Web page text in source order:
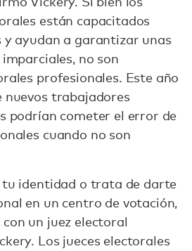
están capacitados
y ayudan a garantizar unas
no son
profesionales. Este año
trabajadores
podrían cometer el error de
cuando no son
tu identidad o trata de darte
en un centro de votación,
un juez electoral
Los jueces electorales